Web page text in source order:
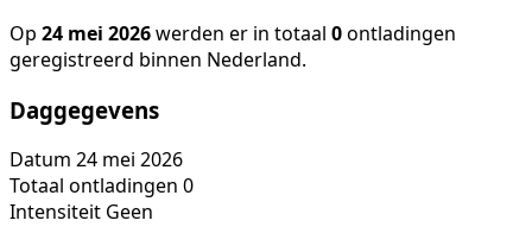
Op 24 mei 2026werden er in totaal 0ontladingen
geregistreerd binnen Nederland.
Daggegevens
Datum 24 mei 2026
Totaal ontladingen 0
Intensiteit Geen